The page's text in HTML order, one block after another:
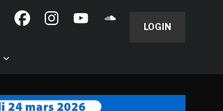
LOGIN